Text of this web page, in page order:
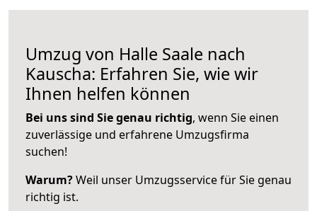
Umzug von Halle Saale nach
Kauscha: Erfahren Sie, wie wir
Ihnen helfen können
Bei uns sind Sie genau richtig, wenn Sie einen
zuverlässige und erfahrene Umzugsfirma
suchen!
Warum?Weil unser Umzugsservice für Sie genau
richtig ist.